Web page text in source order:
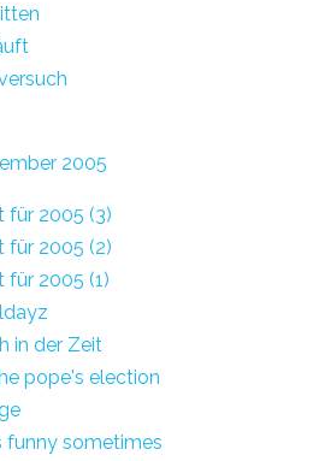
2005
für 2005 (3)
für 2005 (2)
für 2005 (1)
in der Zeit
pope's election
funny sometimes